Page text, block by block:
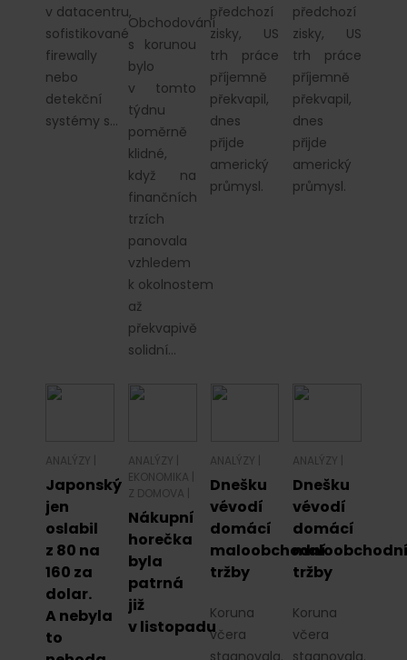
v datacentru,
sofistikované
firewally
nebo
detekční
systémy s…
Obchodování
s korunou
bylo
v tomto
týdnu
poměrně
klidné,
když na
finančních
trzích
panovala
vzhledem
k okolnostem
až
překvapivě
solidní…
předchozí
zisky, US
trh práce
příjemně
překvapil,
dnes
přijde
americký
průmysl.
předchozí
zisky, US
trh práce
příjemně
překvapil,
dnes
přijde
americký
průmysl.
ANALÝZY
Japonský
jen
oslabil
z 80 na
160 za
dolar.
A nebyla
to
ANALÝZY
EKONOMIKA
Z DOMOVA
Nákupní
horečka
byla
patrná
již
v listopadu
ANALÝZY
Dnešku
vévodí
domácí
maloobchodní
tržby
Koruna
včera
ANALÝZY
Dnešku
vévodí
domácí
tržby
Koruna
včera